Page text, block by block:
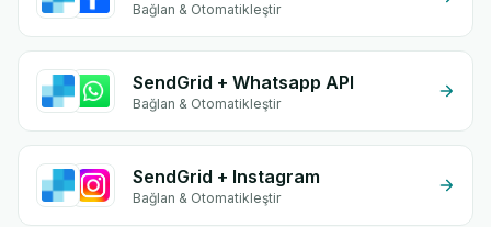
Bağlan & Otomatikleştir
SendGrid + Whatsapp API
Bağlan & Otomatikleştir
SendGrid + Instagram
Bağlan & Otomatikleştir